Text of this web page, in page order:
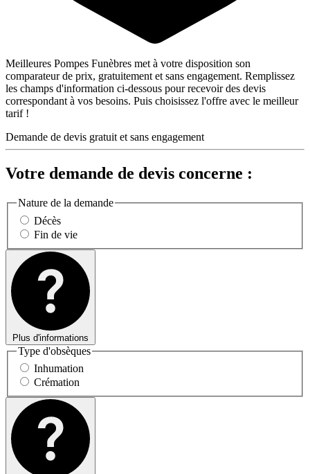
Meilleures Pompes Funèbres met à votre disposition son
comparateur de prix, gratuitement et sans engagement. Remplissez
les champs d'information ci-dessous pour recevoir des devis
correspondant à vos besoins. Puis choisissez l'offre avec le meilleur
tarif !
Demande de devis gratuit et sans engagement
Votre demande de devis concerne :
Nature de la demande
Décès
Fin de vie
Plus d'informations
Type d'obsèques
Inhumation
Crémation